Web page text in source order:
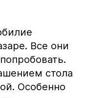
Все они
стола
Особенно